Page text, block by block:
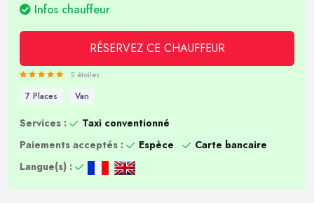
Infos chauffeur
RÉSERVEZ CE CHAUFFEUR
5 étoiles
7 Places Van
Services :
Taxi conventionné
Paiements acceptés :
Espèce
Carte bancaire
Langue(s) :